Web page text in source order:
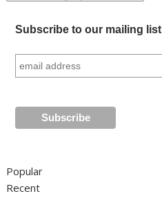
Subscribe to our mailing list
Popular
Recent